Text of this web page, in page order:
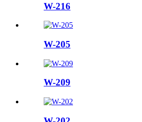
W-216
W-205
W-209